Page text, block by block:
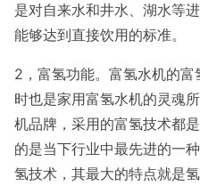
是对自来水和井水、湖水等
能够达到直接饮用的标准。
2，富氢功能。富氢水机的
时也是家用富氢水机的灵魂
机品牌，采用的富氢技术都
的是当下行业中最先进的一
氢技术，其最大的特点就是